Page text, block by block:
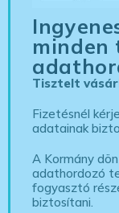
minden
Tisztelt
Fizetésnél
adatainak
A Kormány
adathordozó
fogyasztó
biztosítani.